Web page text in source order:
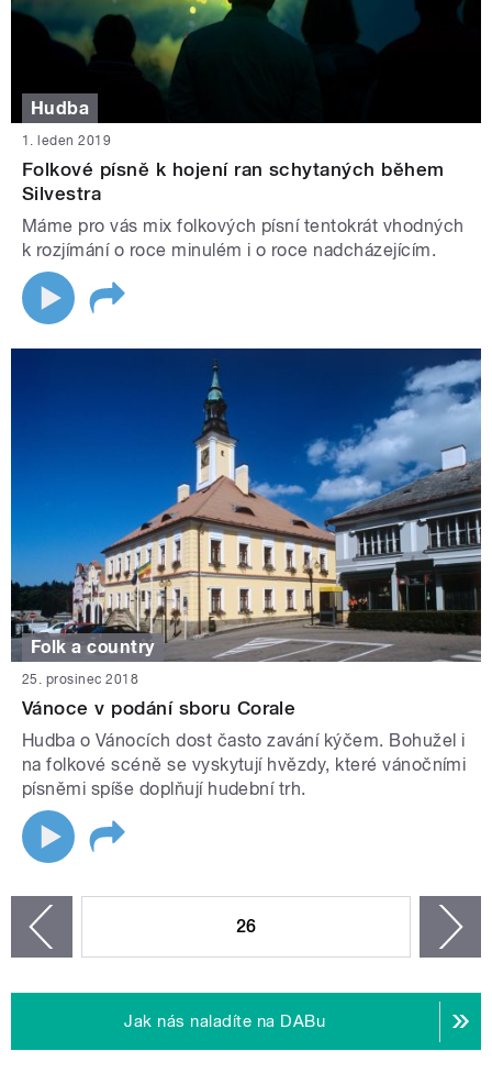
Hudba
1. leden 2019
Folkové písně k hojení ran schytaných během
Silvestra
Máme pro vás mix folkových písní tentokrát vhodných
k rozjímání o roce minulém i o roce nadcházejícím.
Folk a country
25. prosinec 2018
Vánoce v podání sboru Corale
Hudba o Vánocích dost často zavání kýčem. Bohužel i
na folkové scéně se vyskytují hvězdy, které vánočními
písněmi spíše doplňují hudební trh.
26
Jak nás naladíte na DABu